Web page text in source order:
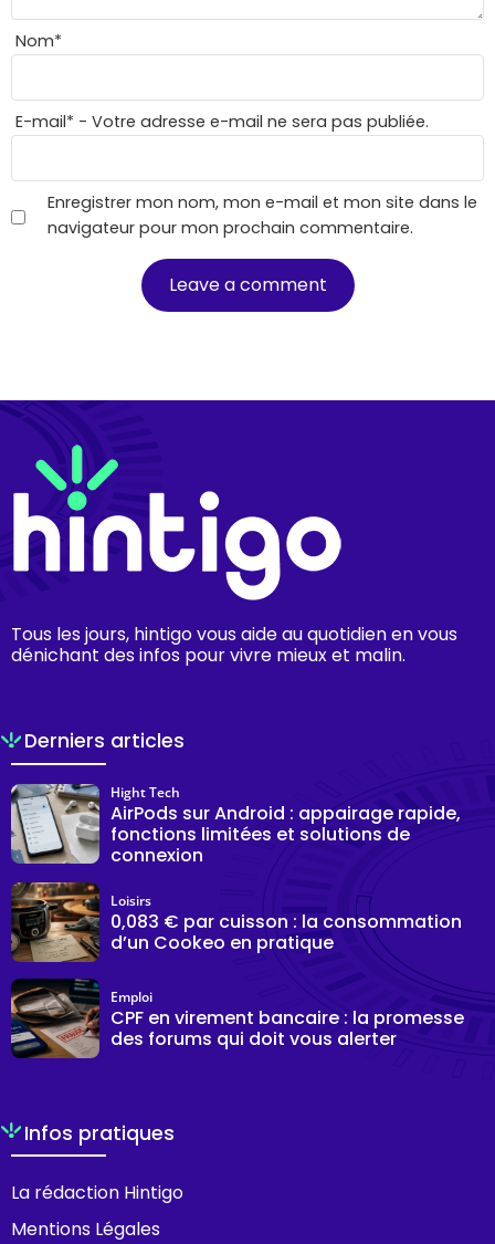
Nom*
E-mail* - Votre adresse e-mail ne sera pas publiée.
Enregistrer mon nom, mon e-mail et mon site dans le
navigateur pour mon prochain commentaire.
Tous les jours, hintigo vous aide au quotidien en vous
dénichant des infos pour vivre mieux et malin.
Derniers articles
AirPods sur Android : appairage rapide,
fonctions limitées et solutions de
connexion
Hight Tech
0,083 € par cuisson : la consommation
d’un Cookeo en pratique
Loisirs
CPF en virement bancaire : la promesse
des forums qui doit vous alerter
Emploi
Infos pratiques
La rédaction Hintigo
Mentions Légales